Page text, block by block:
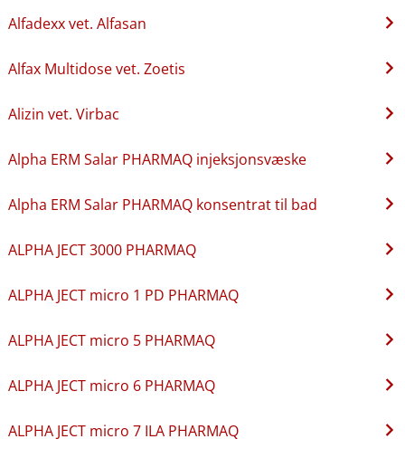
Alfadexx vet. Alfasan
Alfax Multidose vet. Zoetis
Alizin vet. Virbac
Alpha ERM Salar PHARMAQ injeksjonsvæske
Alpha ERM Salar PHARMAQ konsentrat til bad
ALPHA JECT 3000 PHARMAQ
ALPHA JECT micro 1 PD PHARMAQ
ALPHA JECT micro 5 PHARMAQ
ALPHA JECT micro 6 PHARMAQ
ALPHA JECT micro 7 ILA PHARMAQ